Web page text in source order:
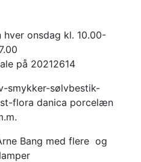
hver onsdag kl. 10.00-
på 20212614
smykker-sølvbestik-
flora danica porcelæn
Bang med flere og